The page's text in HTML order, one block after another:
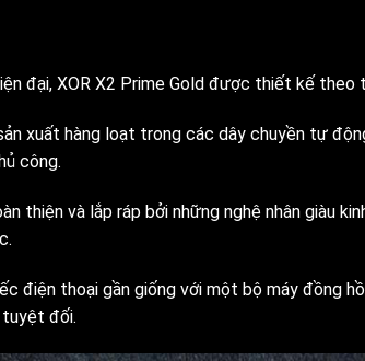
đại, XOR X2 Prime Gold được thiết kế theo
xuất hàng loạt trong các dây chuyền tự
công.
thiện và lắp ráp bởi những nghệ nhân giàu
điện thoại gần giống với một bộ máy đồng
đối.